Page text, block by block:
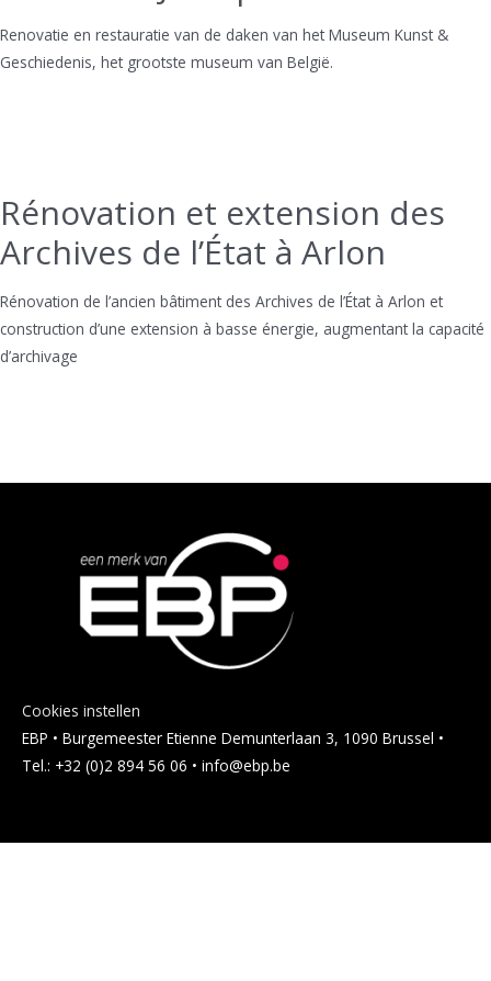
Renovatie en restauratie van de daken van het Museum Kunst &
Geschiedenis, het grootste museum van België.
Rénovation et extension des
Archives de l’État à Arlon
Rénovation de l’ancien bâtiment des Archives de l’État à Arlon et
construction d’une extension à basse énergie, augmentant la capacité
d’archivage
Cookies instellen
EBP • Burgemeester Etienne Demunterlaan 3, 1090 Brussel •
Tel.: +32 (0)2 894 56 06 • info@ebp.be